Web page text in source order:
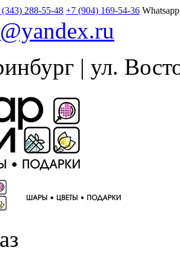
288-55-48 +7 (904) 169-54-36
| ул.